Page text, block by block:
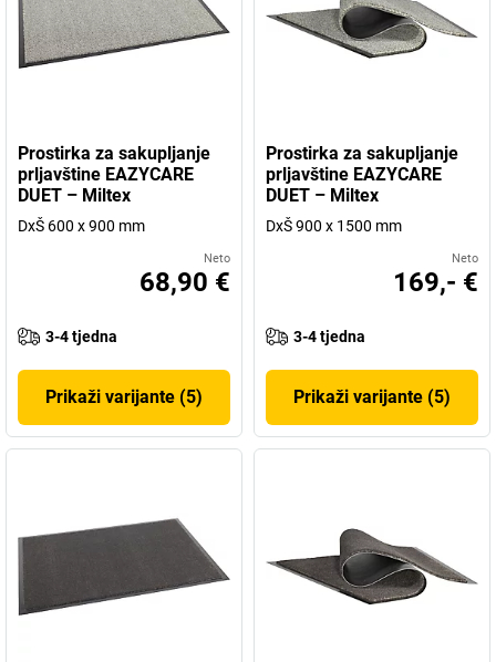
Prostirka za sakupljanje
prljavštine EAZYCARE
DUET – Miltex
DxŠ 600 x 900 mm
Neto
68,90 €
3-4 tjedna
Prikaži varijante (5)
Prostirka za sakupljanje
prljavštine EAZYCARE
DUET – Miltex
DxŠ 900 x 1500 mm
Neto
169,- €
3-4 tjedna
Prikaži varijante (5)